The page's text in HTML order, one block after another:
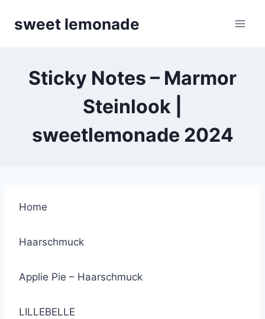
sweet lemonade
Sticky Notes – Marmor
Steinlook |
sweetlemonade 2024
Home
Haarschmuck
Applie Pie – Haarschmuck
LILLEBELLE